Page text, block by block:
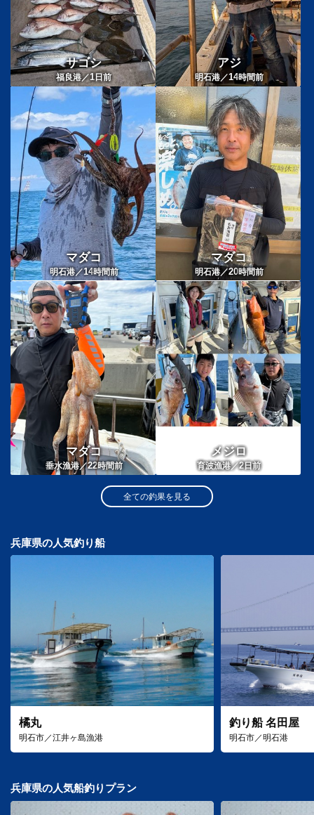
サゴシ
福良港／1日前
アジ
明石港／14時間前
マダコ
明石港／14時間前
マダコ
明石港／20時間前
マダコ
垂水漁港／22時間前
メジロ
育波漁港／2日前
全ての釣果を見る
兵庫県の人気釣り船
橘丸
明石市／江井ヶ島漁港
釣り船 名田屋
明石市／明石港
兵庫県の人気船釣りプラン